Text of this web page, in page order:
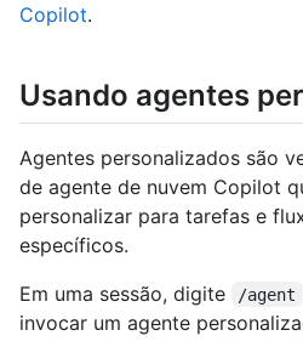
Copilot.
Usando agentes
Agentes personalizados são
de agente de nuvem Copilot
personalizar para tarefas e
específicos.
Em uma sessão, digite
/agent
invocar um agente